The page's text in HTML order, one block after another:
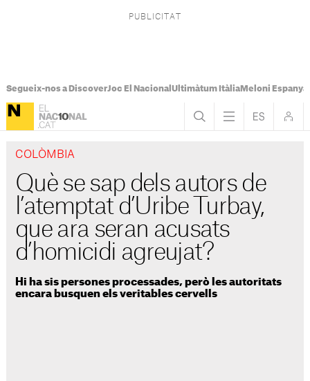
Segueix-nos a DiscoverJoc El Nacional Ultimàtum ItàliaMeloni Espanya
COLÒMBIA
Què se sap dels autors de
l’atemptat d’Uribe Turbay,
que ara seran acusats
d’homicidi agreujat?
Hi ha sis persones processades, però les autoritats
encara busquen els veritables cervells